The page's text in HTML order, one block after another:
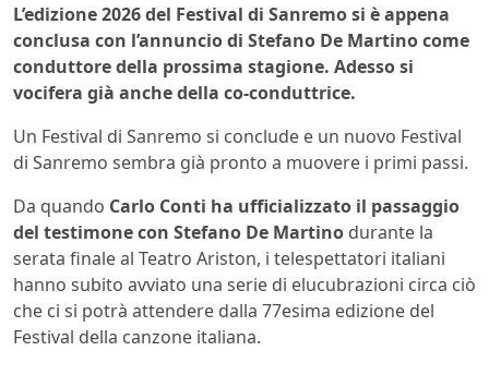
L’edizione 2026 del Festival di Sanremo si è appena
conclusa con l’annuncio di Stefano De Martino come
conduttore della prossima stagione. Adesso si
vocifera già anche della co-conduttrice.
Un Festival di Sanremo si conclude e un nuovo Festival
di Sanremo sembra già pronto a muovere i primi passi.
Da quando Carlo Conti ha ufficializzato il passaggio
del testimone con Stefano De Martino durante la
serata finale al Teatro Ariston, i telespettatori italiani
hanno subito avviato una serie di elucubrazioni circa ciò
che ci si potrà attendere dalla 77esima edizione del
Festival della canzone italiana.